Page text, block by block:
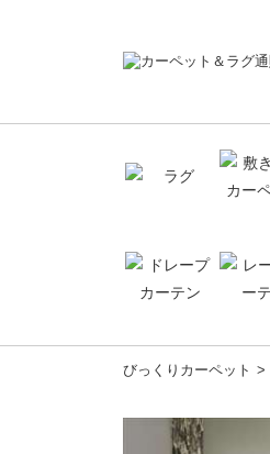
びっくりカーペット